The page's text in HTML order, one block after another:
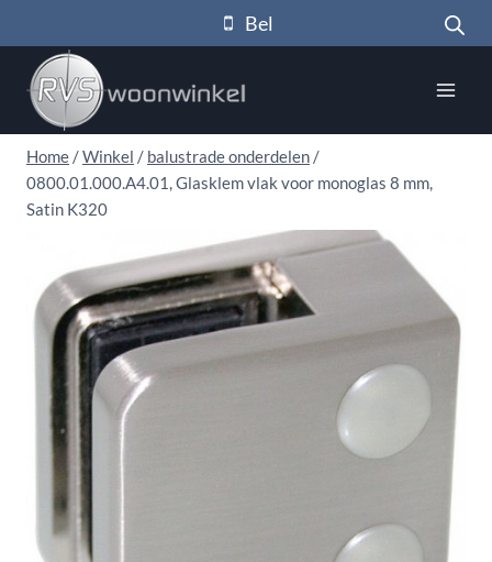
naar
inhoud
Bel
Home /Winkel / balustrade onderdelen /
0800.01.000.A4.01, Glasklem vlak voor monoglas 8 mm,
Satin K320